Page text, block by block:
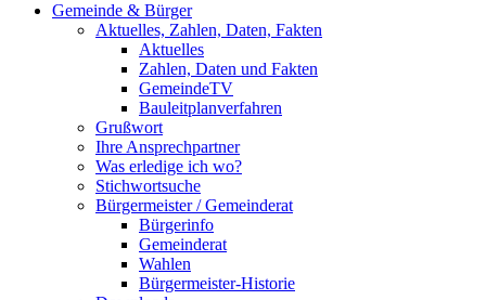
Gemeinde & Bürger
Aktuelles, Zahlen, Daten, Fakten
Aktuelles
Zahlen, Daten und Fakten
GemeindeTV
Bauleitplanverfahren
Grußwort
Ihre Ansprechpartner
Was erledige ich wo?
Stichwortsuche
Bürgermeister / Gemeinderat
Bürgerinfo
Gemeinderat
Wahlen
Bürgermeister-Historie